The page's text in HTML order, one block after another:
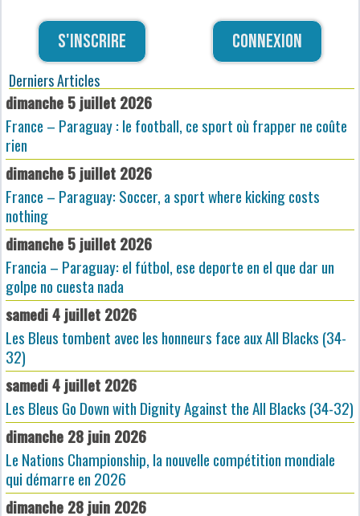
S'inscrire Connexion
Derniers Articles
dimanche 5 juillet 2026
France – Paraguay : le football, ce sport où frapper ne coûte
rien
dimanche 5 juillet 2026
France – Paraguay: Soccer, a sport where kicking costs
nothing
dimanche 5 juillet 2026
Francia – Paraguay: el fútbol, ese deporte en el que dar un
golpe no cuesta nada
samedi 4 juillet 2026
Les Bleus tombent avec les honneurs face aux All Blacks (34-
32)
samedi 4 juillet 2026
Les Bleus Go Down with Dignity Against the All Blacks (34-32)
dimanche 28 juin 2026
Le Nations Championship, la nouvelle compétition mondiale
qui démarre en 2026
dimanche 28 juin 2026